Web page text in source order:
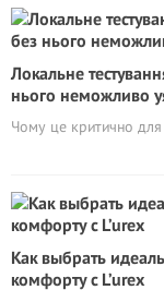
Локальне
нього неможливо
Чому це критично для
Как выбрать
комфорту с L’urex